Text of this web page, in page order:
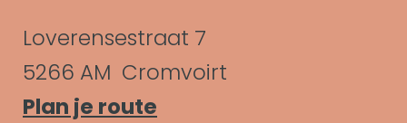
C
o
n
Loverensestraat 7
5266 AM Cromvoirt
Plan je route